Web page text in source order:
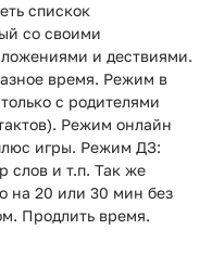
спискок
со своими
и дествиями.
время. Режим в
с родителями
Режим онлайн
игры. Режим ДЗ:
слов и т.п. Так же
на 20 или 30 мин без
Продлить время.